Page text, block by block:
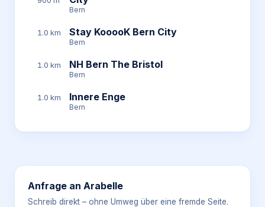
Bern
1.0 km Stay KooooK Bern City
Bern
1.0 km NH Bern The Bristol
Bern
1.0 km Innere Enge
Bern
Anfrage an Arabelle
Schreib direkt – ohne Umweg über eine fremde Seite.